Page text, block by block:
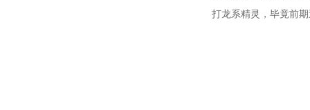
打龙系精灵，毕竟前